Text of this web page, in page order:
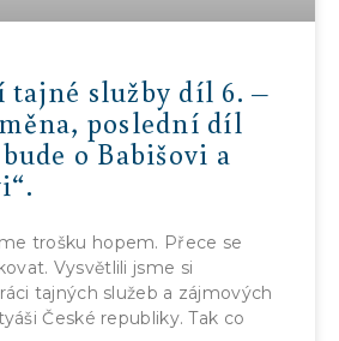
tajné služby díl 6. –
poslední díl
o Babišovi a
trošku hopem. Přece se
Vysvětlili jsme si
tajných služeb a zájmových
České republiky. Tak co